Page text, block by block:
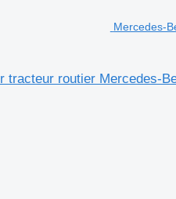
Mercedes-
routier Mercedes-